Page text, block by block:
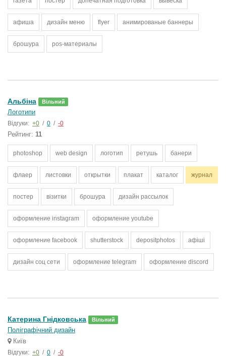
афиша дизайн меню flyer анимированые баннеры
брошура pos-материалы
Альбiна Вільний
Логотипи
Відгуки: +0 / 0 / -0
Рейтинг: 11
photoshop web design логотип ретушь банери
флаер листовки открытки плакат каталог журнал
постер візитки брошура дизайн рассылок
оформление instagram оформление youtube
оформление facebook shutterstock depositphotos афiшi
дизайн соц сети оформление telegram оформление discord
Катерина Гнідковська Вільний
Поліграфічний дизайн
Київ
Відгуки: +0 / 0 / -0